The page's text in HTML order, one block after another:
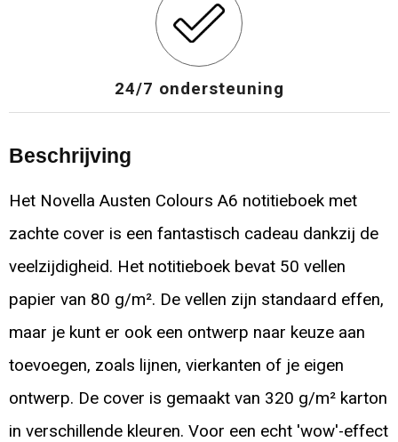
24/7 ondersteuning
Beschrijving
Het Novella Austen Colours A6 notitieboek met
zachte cover is een fantastisch cadeau dankzij de
veelzijdigheid. Het notitieboek bevat 50 vellen
papier van 80 g/m². De vellen zijn standaard effen,
maar je kunt er ook een ontwerp naar keuze aan
toevoegen, zoals lijnen, vierkanten of je eigen
ontwerp. De cover is gemaakt van 320 g/m² karton
in verschillende kleuren. Voor een echt 'wow'-effect